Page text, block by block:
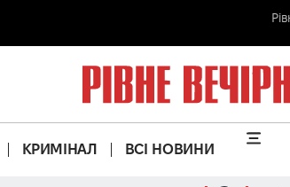
КРИМІНАЛ ВСІ НОВИНИ